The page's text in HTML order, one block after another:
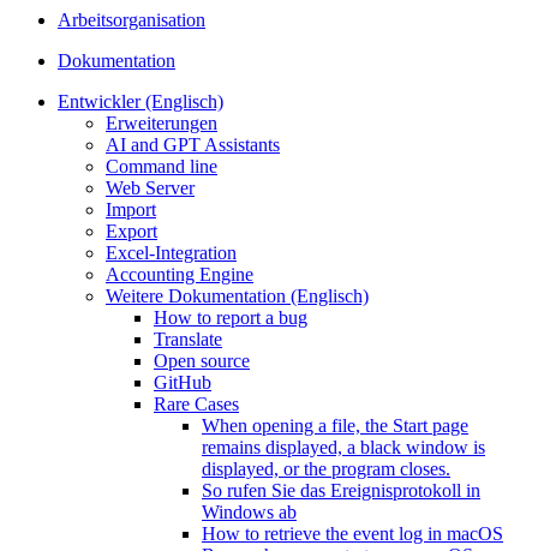
Arbeitsorganisation
Dokumentation
Entwickler (Englisch)
Erweiterungen
AI and GPT Assistants
Command line
Web Server
Import
Export
Excel-Integration
Accounting Engine
Weitere Dokumentation (Englisch)
How to report a bug
Translate
Open source
GitHub
Rare Cases
When opening a file, the Start page
remains displayed, a black window is
displayed, or the program closes.
So rufen Sie das Ereignisprotokoll in
Windows ab
How to retrieve the event log in macOS